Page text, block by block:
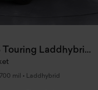
BMW M5 Touring Laddhybrid Demo
700 mil • Laddhybrid